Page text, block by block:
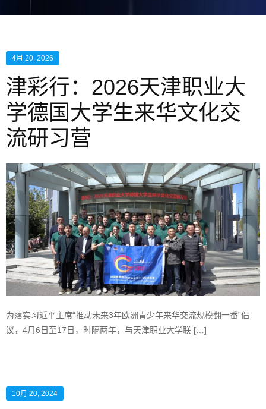
4月 20, 2026
津彩行：2026天津职业大
学德国大学生来华文化交
流研习营
为落实习近平主席“推动未来3年欧洲青少年来华交流规模翻一番”倡
议，4月6日至17日，时隔两年，与天津职业大学联 […]
10月 20, 2024